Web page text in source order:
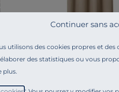
utilisons des cookies propres et des
des statistiques ou vous
plus.
Continuer sans
ESSENTIELS PAR CAMIF